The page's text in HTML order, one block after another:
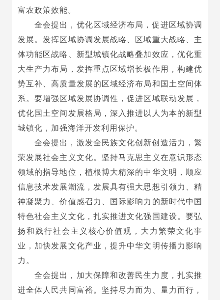
富农政策效能。
全会提出，优化区域经济布局，促进区域协调
发展。发挥区域协调发展战略、区域重大战略、主
体功能区战略、新型城镇化战略叠加效应，优化重
大生产力布局，发挥重点区域增长极作用，构建优
势互补、高质量发展的区域经济布局和国土空间体
系。要增强区域发展协调性，促进区域联动发展，
优化国土空间发展格局，深入推进以人为本的新型
城镇化，加强海洋开发利用保护。
全会提出，激发全民族文化创新创造活力，繁
荣发展社会主义文化。坚持马克思主义在意识形态
领域的指导地位，植根博大精深的中华文明，顺应
信息技术发展潮流，发展具有强大思想引领力、精
神凝聚力、价值感召力、国际影响力的新时代中国
特色社会主义文化，扎实推进文化强国建设。要弘
扬和践行社会主义核心价值观，大力繁荣文化事
业，加快发展文化产业，提升中华文明传播力影响
力。
全会提出，加大保障和改善民生力度，扎实推
进全体人民共同富裕。坚持尽力而为、量力而行，